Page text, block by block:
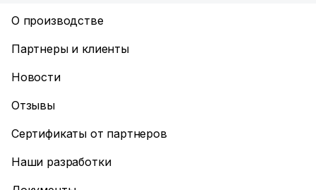
О производстве
Партнеры и клиенты
Новости
Отзывы
Сертификаты от партнеров
Наши разработки